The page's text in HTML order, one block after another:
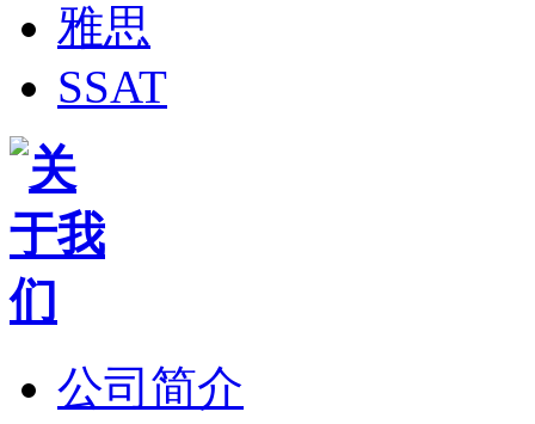
雅思
SSAT
公司简介